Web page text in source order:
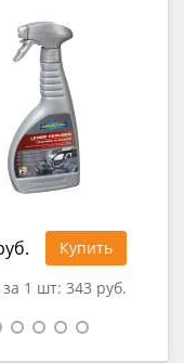
Купить
1 шт: 343 руб.